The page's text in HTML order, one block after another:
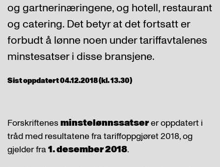
og gartnerinæringene, og hotell, restaurant
og catering. Det betyr at det fortsatt er
forbudt å lønne noen under tariffavtalenes
minstesatser i disse bransjene.
Sist oppdatert 04.12.2018 (kl. 13.30)
Forskriftenesminstelønnssatserer oppdatert i
tråd med resultatene fra tariffoppgjøret 2018, og
gjelder fra1. desember 2018.